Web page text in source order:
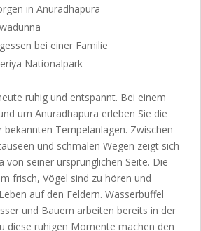
in Anuradhapura
bei einer Familie
Nationalpark
ruhig und entspannt. Bei einem
um Anuradhapura erleben Sie die
Tempelanlagen. Zwischen
und schmalen Wegen zeigt sich
von seiner ursprünglichen Seite. Die
frisch, Vögel sind zu hören und
auf den Feldern. Wasserbüffel
und Bauern arbeiten bereits in der
diese ruhigen Momente machen den